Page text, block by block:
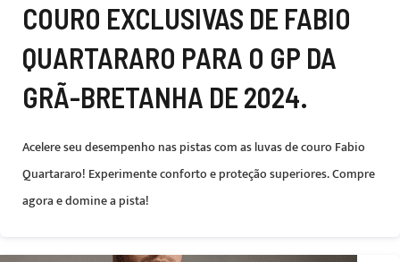
COURO EXCLUSIVAS DE FABIO
QUARTARARO PARA O GP DA
GRÃ-BRETANHA DE 2024.
Acelere seu desempenho nas pistas com as luvas de couro Fabio
Quartararo! Experimente conforto e proteção superiores. Compre
agora e domine a pista!